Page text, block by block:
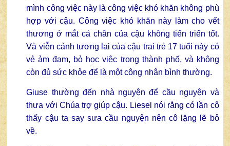
mình công việc này là công việc khó khăn không phù
hợp với cậu. Công việc khó khăn này làm cho vết
thương ở mắt cá chân của cậu không tiến triển tốt.
Và viễn cảnh tương lai của cậu trai trẻ 17 tuổi này có
vẻ ảm đạm, bỏ học việc trong thành phố, và không
còn đủ sức khỏe để là một công nhân bình thường.
Giuse thường đến nhà nguyện để cầu nguyện và
thưa với Chúa trợ giúp cậu. Liesel nói rằng có lần cô
thấy cậu ta say sưa cầu nguyện nên cô lặng lẽ bỏ
về.